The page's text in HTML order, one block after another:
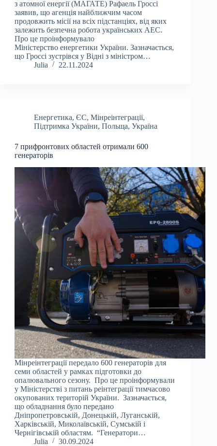
з атомної енергії (МАГАТЕ) Рафаель Гроссі
заявив, що агенція найближчим часом
продовжить місії на всіх підстанціях, від яких
залежить безпечна робота українських АЕС.
Про це проінформувало
Міністерство енергетики України. Зазначається,
що Гроссі зустрівся у Відні з міністром…
Julia
22.11.2024
Енергетика, ЄС, Мінреінтеграції,
Підтримка України, Польща, Україна
7 прифронтових областей отримали 600
генераторів
Мінреінтеграції передало 600 генераторів для
семи областей у рамках підготовки до
опалювального сезону. Про це проінформували
у Міністерстві з питань реінтеграції тимчасово
окупованих територій України. Зазначається,
що обладнання було передано
Дніпропетровській, Донецькій, Луганській,
Харківській, Миколаївській, Сумській і
Чернігівській областям. “Генератори…
Julia
30.09.2024